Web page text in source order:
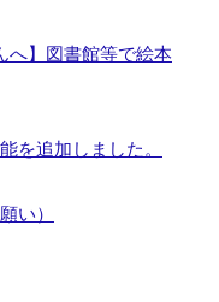
へ】図書館等で絵本
を追加しました。
い）